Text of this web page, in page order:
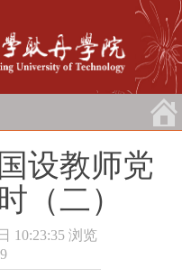
设教师党
（二）
10:23:35 浏览